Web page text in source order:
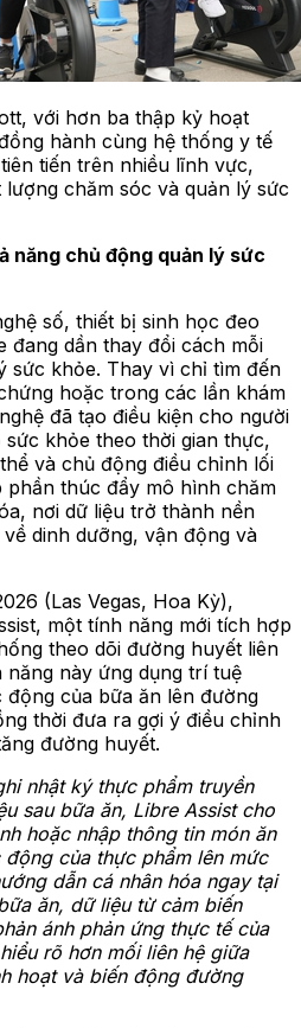
với hơn ba thập kỷ hoạt
hành cùng hệ thống y tế
tiến trên nhiều lĩnh vực,
chăm sóc và quản lý sức
năng chủ động quản lý sức
số, thiết bị sinh học đeo
đang dần thay đổi cách mỗi
sức khỏe. Thay vì chỉ tìm đến
hoặc trong các lần khám
đã tạo điều kiện cho người
khỏe theo thời gian thực,
và chủ động điều chỉnh lối
phần thúc đẩy mô hình chăm
nơi dữ liệu trở thành nền
dinh dưỡng, vận động và
(Las Vegas, Hoa Kỳ),
một tính năng mới tích hợp
theo dõi đường huyết liên
này ứng dụng trí tuệ
của bữa ăn lên đường
thời đưa ra gợi ý điều chỉnh
đường huyết.
nhật ký thực phẩm truyền
sau bữa ăn, Libre Assist cho
hoặc nhập thông tin món ăn
của thực phẩm lên mức
dẫn cá nhân hóa ngay tại
ăn, dữ liệu từ cảm biến
ánh phản ứng thực tế của
rõ hơn mối liên hệ giữa
hoạt và biến động đường